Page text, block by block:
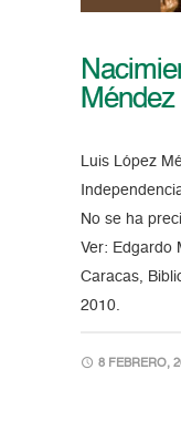
Luis López
No se ha
Ver: Edgardo
Caracas,
2010.
8 FEBRERO,